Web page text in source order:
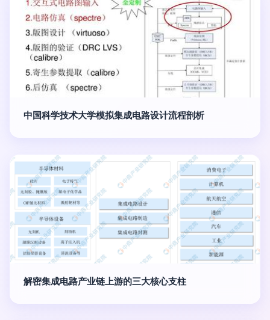
中国科学技术大学模拟集成电路设计流程剖析
解密集成电路产业链上游的三大核心支柱